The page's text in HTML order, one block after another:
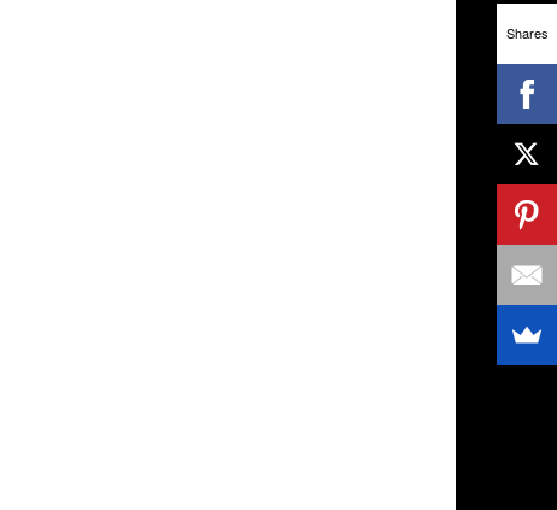
Shares